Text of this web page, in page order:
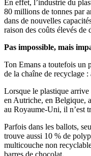
En effet, l’industrie du
80 millions de tonnes par
dans de nouvelles
raison des coûts élevés de
Pas impossible, mais
Ton Emans a toutefois un
de la chaîne de recyclage :
Lorsque le plastique arrive
en Autriche, en Belgique,
au Royaume-Uni, il n’est
Parfois dans les ballots,
trouve aussi 10 % de
multicouche non